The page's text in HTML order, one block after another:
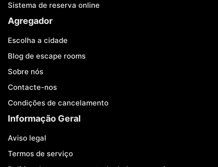
Sistema de reserva online
Agregador
Escolha a cidade
Blog de escape rooms
Sobre nós
Contacte-nos
Condições de cancelamento
Informação Geral
Aviso legal
Termos de serviço